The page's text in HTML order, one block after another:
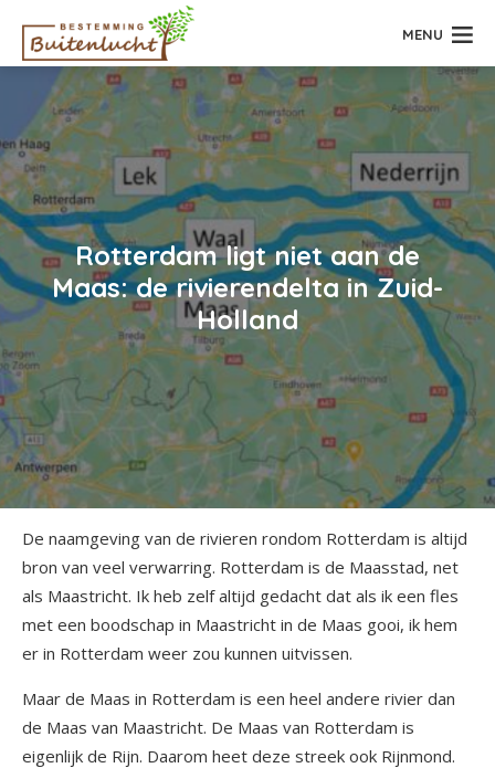
MENU
Rotterdam ligt niet aan de
Maas: de rivierendelta in Zuid-
Holland
De naamgeving van de rivieren rondom Rotterdam is altijd
bron van veel verwarring. Rotterdam is de Maasstad, net
als Maastricht. Ik heb zelf altijd gedacht dat als ik een fles
met een boodschap in Maastricht in de Maas gooi, ik hem
er in Rotterdam weer zou kunnen uitvissen.
Maar de Maas in Rotterdam is een heel andere rivier dan
de Maas van Maastricht. De Maas van Rotterdam is
eigenlijk de Rijn. Daarom heet deze streek ook Rijnmond.